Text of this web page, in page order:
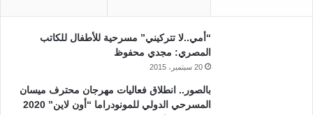
“أمي..لا تتركيني” مسرحية للأطفال للكاتب
المصري: مجدي محفوظ
20 سبتمبر، 2015
بالصور.. انطلاق فعاليات مهرجان محترف ميسان
المسرحي الدولي للمونودراما “أون لاين” 2020